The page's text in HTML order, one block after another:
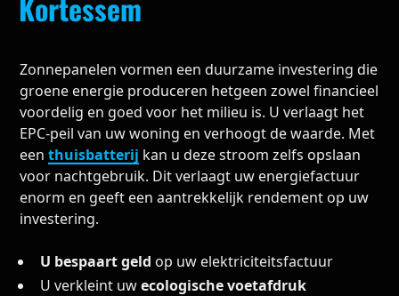
Kortessem
Zonnepanelen vormen een duurzame investering die
groene energie produceren hetgeen zowel financieel
voordelig en goed voor het milieu is. U verlaagt het
EPC-peil van uw woning en verhoogt de waarde. Met
eenthuisbatterij kan u deze stroom zelfs opslaan
voor nachtgebruik. Dit verlaagt uw energiefactuur
enorm en geeft een aantrekkelijk rendement op uw
investering.
U bespaart geld op uw elektriciteitsfactuur
U verkleint uwecologische voetafdruk